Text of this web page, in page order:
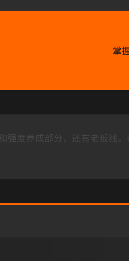
掌
强度养成部分，还有老板线。